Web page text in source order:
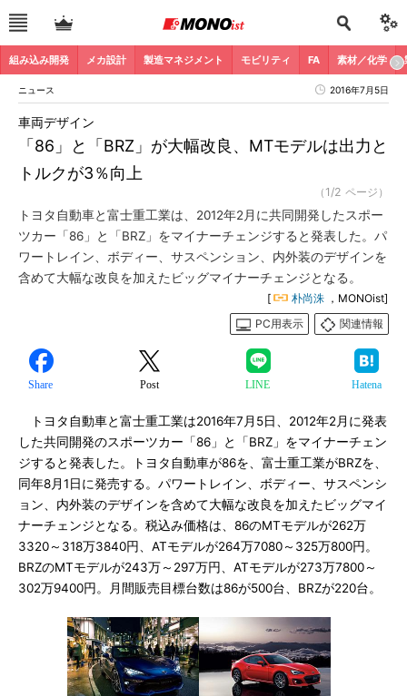
組み込み開発 メカ設計 製造マネジメント モビリティ FA 素材／化学
ニュース 2016年7月5日
「86」と「BRZ」が大幅改良、MTモデルは出力と
トルクが3％向上
車両デザイン
（1/2 ページ）
トヨタ自動車と富士重工業は、2012年2月に共同開発したスポー
ツカー「86」と「BRZ」をマイナーチェンジすると発表した。パ
ワートレイン、ボディー、サスペンション、内外装のデザインを
含めて大幅な改良を加えたビッグマイナーチェンジとなる。
[ 朴尚洙 ，MONOist]
PC用表示
関連情報
Share Post LINE Hatena
トヨタ自動車と富士重工業は2016年7月5日、2012年2月に発表
した共同開発のスポーツカー「86」と「BRZ」をマイナーチェン
ジすると発表した。トヨタ自動車が86を、富士重工業がBRZを、
同年8月1日に発売する。パワートレイン、ボディー、サスペンシ
ョン、内外装のデザインを含めて大幅な改良を加えたビッグマイ
ナーチェンジとなる。税込み価格は、86のMTモデルが262万
3320～318万3840円、ATモデルが264万7080～325万800円。
BRZのMTモデルが243万～297万円、ATモデルが273万7800～
302万9400円。月間販売目標台数は86が500台、BRZが220台。